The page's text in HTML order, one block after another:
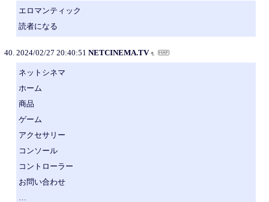
エロマンティック
読者になる
2024/02/27 20:40:51 NETCINEMA.TV
ネットシネマ
ホーム
商品
ゲーム
アクセサリー
コンソール
コントローラー
お問い合わせ